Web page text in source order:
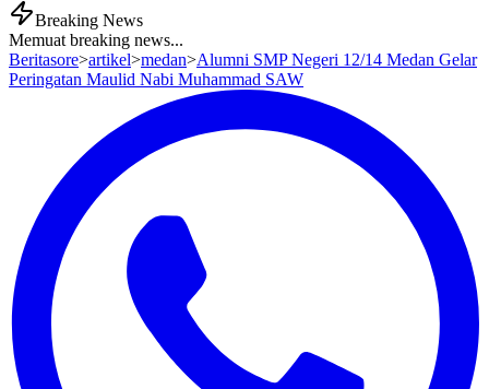
Breaking News
Memuat breaking news...
Beritasore>artikel>medan>Alumni SMP Negeri 12/14 Medan Gelar
Peringatan Maulid Nabi Muhammad SAW